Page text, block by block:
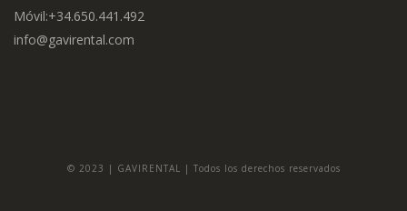
Móvil:+34.650.441.492
info@gavirental.com
© 2023 | GAVIRENTAL | Todos los derechos reservados